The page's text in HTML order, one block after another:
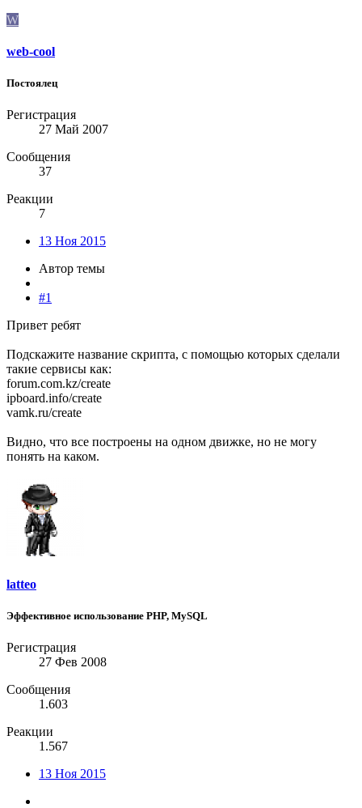
W
web-cool
Постоялец
Регистрация
27 Май 2007
Сообщения
37
Реакции
7
13 Ноя 2015
Автор темы
#1
Привет ребят
Подскажите название скрипта, с помощью которых сделали
такие сервисы как:
forum.com.kz/create
ipboard.info/create
vamk.ru/create
Видно, что все построены на одном движке, но не могу
понять на каком.
latteo
Эффективное использование PHP, MySQL
Регистрация
27 Фев 2008
Сообщения
1.603
Реакции
1.567
13 Ноя 2015